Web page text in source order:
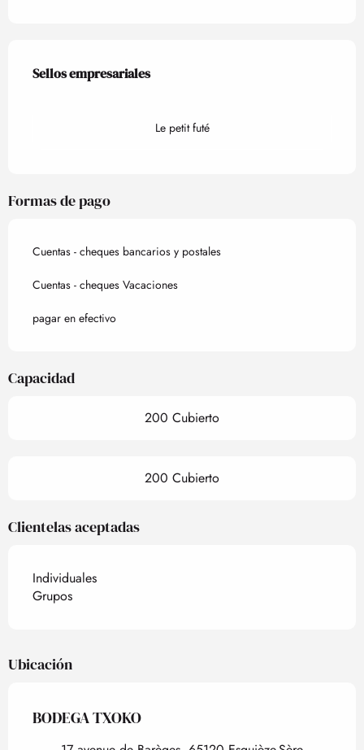
Oferta de prestaciones
Sellos empresariales
Sellos empresariales
Le petit futé
Formas de pago
Cuentas - cheques bancarios y postales
Cuentas - cheques Vacaciones
pagar en efectivo
Capacidad
200 Cubierto
200 Cubierto
Clientelas aceptadas
Individuales
Grupos
Ubicación
BODEGA TXOKO